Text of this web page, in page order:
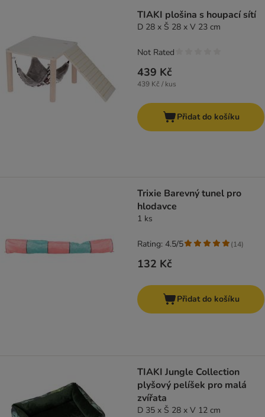
TIAKI plošina s houpací sítí
D 28 x Š 28 x V 23 cm
439 Kč
439 Kč / kus
Not Rated
Přidat do košíku
Trixie Barevný tunel pro
hlodavce
1 ks
132 Kč
Rating: 4.5/5 (14)
Přidat do košíku
TIAKI Jungle Collection
plyšový pelíšek pro malá
zvířata
D 35 x Š 28 x V 12 cm